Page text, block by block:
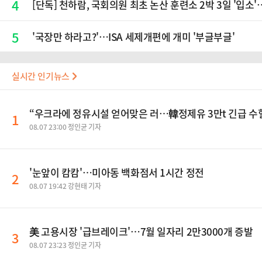
4 [단독] 천하람, 국회의원 최초 논산 훈련소 2박 3일 '입소
5 '국장만 하라고?'…ISA 세제개편에 개미 '부글부글'
실시간 인기뉴스
1 “우크라에 정유시설 얻어맞은 러…韓정제유 3만t 긴급 수
08.07 23:00 정인균 기자
2 '눈앞이 캄캄'…미아동 백화점서 1시간 정전
08.07 19:42 강현태 기자
3 美 고용시장 '급브레이크'…7월 일자리 2만3000개 증발
08.07 23:23 정인균 기자